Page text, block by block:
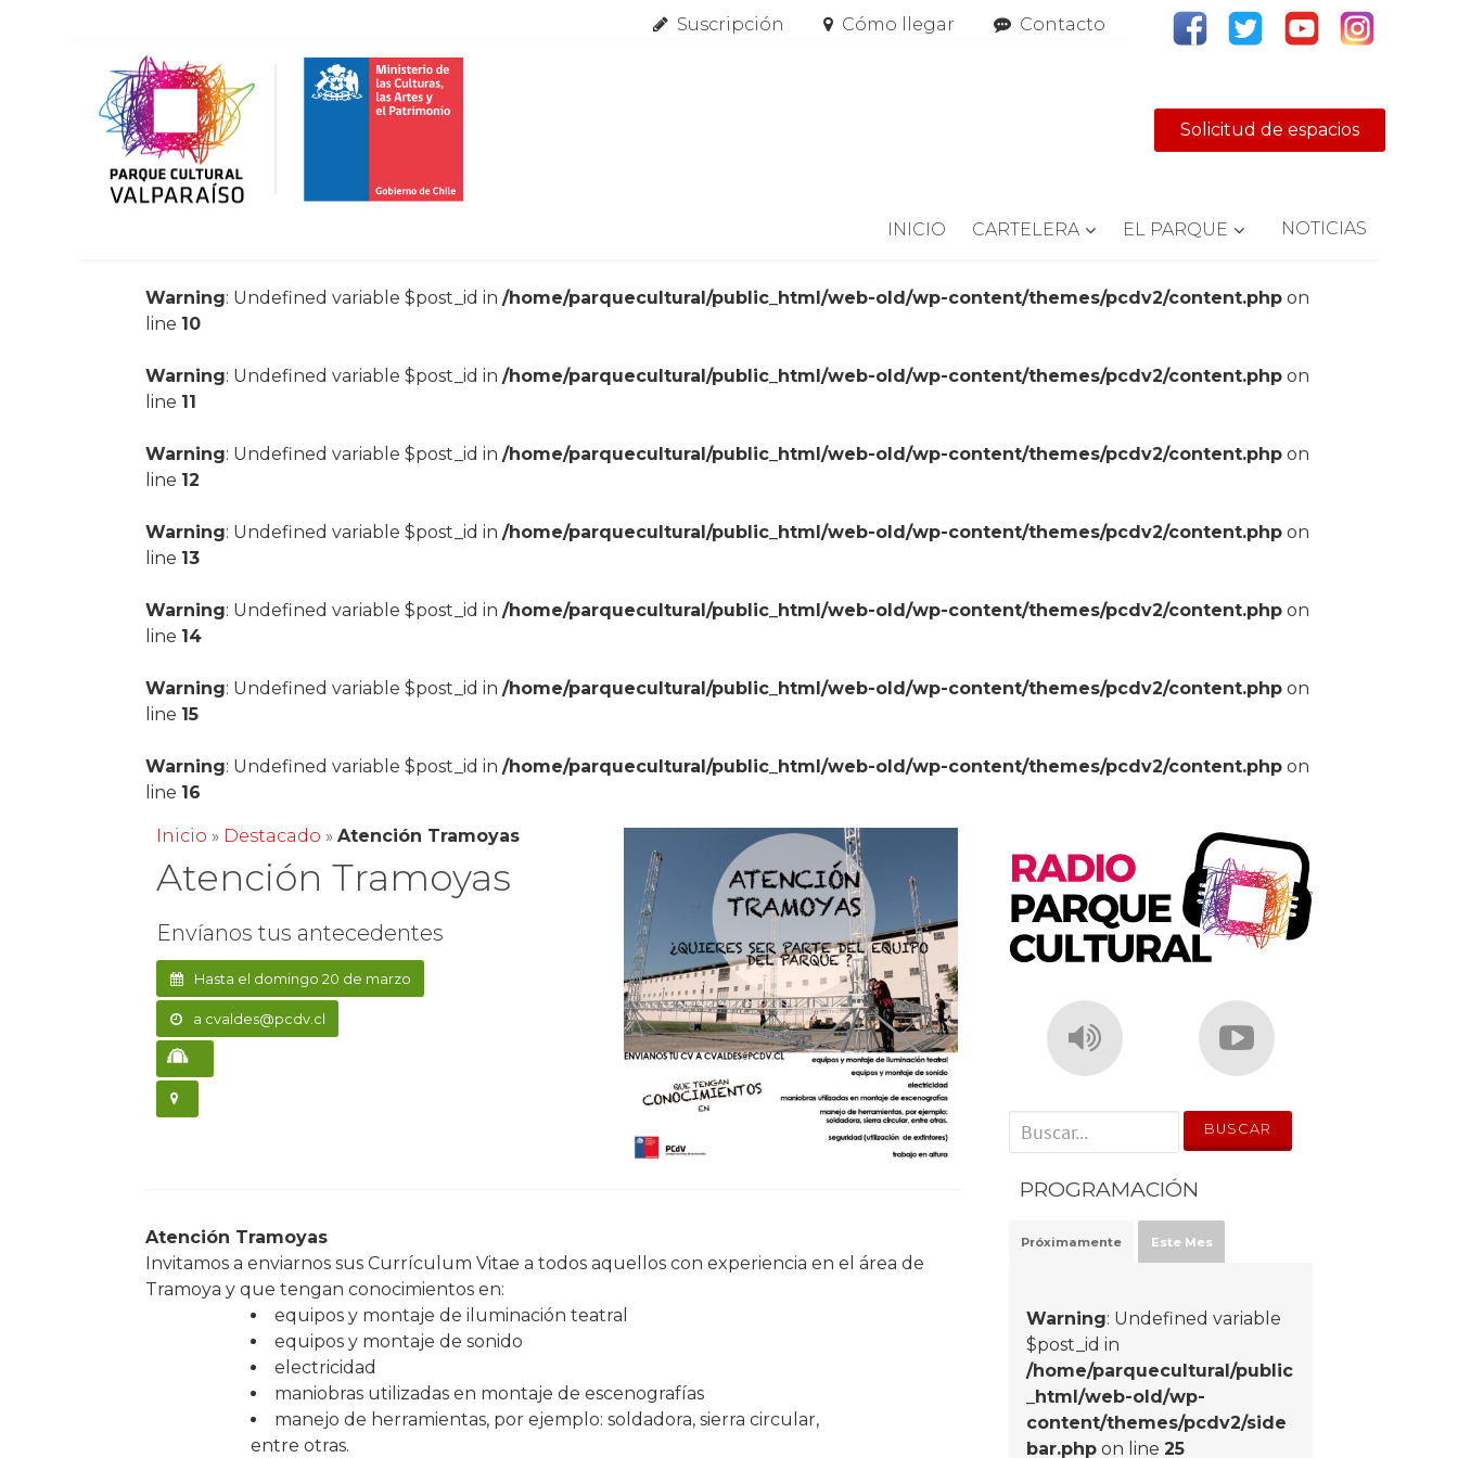
Suscripción Cómo llegar Contacto
Solicitud de espacios
INICIO CARTELERA EL PARQUE NOTICIAS
Warning: Undefined variable $post_id in/home/parquecultural/public_html/web-old/wp-content/themes/pcdv2/content.php on
line 10
Warning: Undefined variable $post_id in/home/parquecultural/public_html/web-old/wp-content/themes/pcdv2/content.php on
line 11
Warning: Undefined variable $post_id in/home/parquecultural/public_html/web-old/wp-content/themes/pcdv2/content.php on
line 12
Warning: Undefined variable $post_id in/home/parquecultural/public_html/web-old/wp-content/themes/pcdv2/content.php on
line 13
Warning: Undefined variable $post_id in/home/parquecultural/public_html/web-old/wp-content/themes/pcdv2/content.php on
line 14
Warning: Undefined variable $post_id in/home/parquecultural/public_html/web-old/wp-content/themes/pcdv2/content.php on
line 15
Warning: Undefined variable $post_id in/home/parquecultural/public_html/web-old/wp-content/themes/pcdv2/content.php on
line 16
Inicio » Destacado »Atención Tramoyas
Atención Tramoyas
Envíanos tus antecedentes
Hasta el domingo 20 de marzo
a cvaldes@pcdv.cl
Atención Tramoyas
Invitamos a enviarnos sus Currículum Vitae a to​dos aquellos con experiencia en el área de
Tramoya y que tengan conocimientos en:
equipos y montaje de iluminación teatral
equipos y montaje de sonido
electricidad
maniobras utilizadas en montaje de escenografías
manejo de herramientas, por ejemplo: soldadora, sierra circular,
entre otras.
' . __('Search for:') . '
PROGRAMACIÓN
Próximamente Este Mes
Warning: Undefined variable
$post_id in
/home/parquecultural/public
_html/web-old/wp-
content/themes/pcdv2/side
bar.php on line25